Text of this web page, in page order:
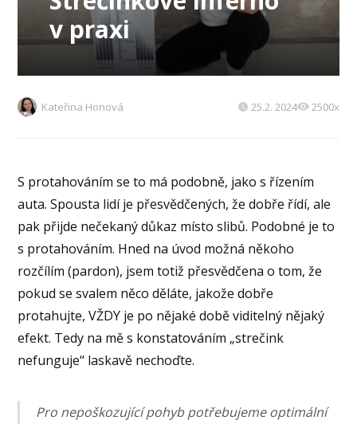
v praxi
Kateřina Honová 25.2. 2024 2500x
S protahováním se to má podobně, jako s řízením
auta. Spousta lidí je přesvědčených, že dobře řídí, ale
pak přijde nečekaný důkaz místo slibů. Podobné je to
s protahováním. Hned na úvod možná někoho
rozčílím (pardon), jsem totiž přesvědčena o tom, že
pokud se svalem něco děláte, jakože dobře
protahujte, VŽDY je po nějaké době viditelný nějaký
efekt. Tedy na mě s konstatováním „strečink
nefunguje“ laskavě nechoďte.
Pro nepoškozující pohyb potřebujeme optimální